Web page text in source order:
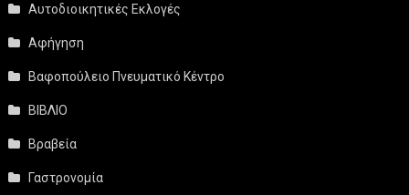
Αυτοδιοικητικές Εκλογές
Αφήγηση
Βαφοπούλειο Πνευματικό Κέντρο
ΒΙΒΛΙΟ
Βραβεία
Γαστρονομία